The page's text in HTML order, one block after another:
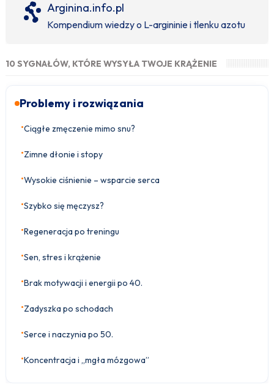
Arginina.info.pl
Kompendium wiedzy o L-argininie i tlenku azotu
10 SYGNAŁÓW, KTÓRE WYSYŁA TWOJE KRĄŻENIE
Problemy i rozwiązania
•Ciągłe zmęczenie mimo snu?
•Zimne dłonie i stopy
•Wysokie ciśnienie – wsparcie serca
•Szybko się męczysz?
•Regeneracja po treningu
•Sen, stres i krążenie
•Brak motywacji i energii po 40.
•Zadyszka po schodach
•Serce i naczynia po 50.
•Koncentracja i „mgła mózgowa”